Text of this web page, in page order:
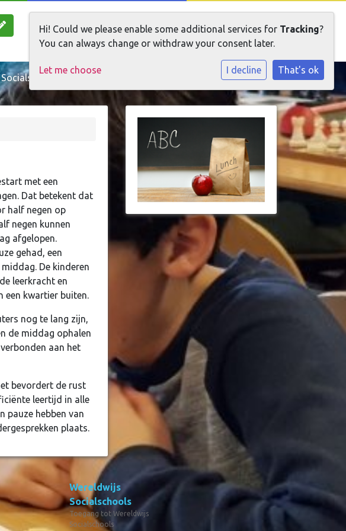
met een
Dat betekent dat
half negen op
negen kunnen
afgelopen.
gehad, een
De kinderen
leerkracht en
een kwartier buiten.
nog te lang zijn,
de middag ophalen
aan het
bevordert de rust
leertijd in alle
pauze hebben van
plaats.
Wereldwijs
Socialschools
Toegang tot Wereldwijs
Socialschools
Hi! Could we please enable some additional services for Tracking?
You can always change or withdraw your consent later.
Let me choose I decline That's ok